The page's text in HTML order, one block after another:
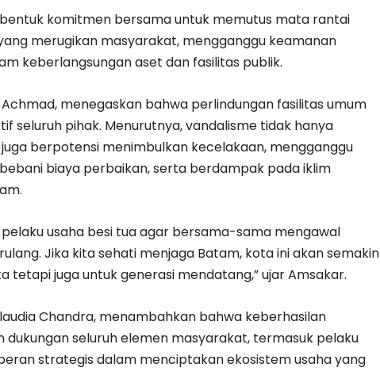
komitmen bersama untuk memutus mata rantai
merugikan masyarakat, mengganggu keamanan
keberlangsungan aset dan fasilitas publik.
menegaskan bahwa perlindungan fasilitas umum
seluruh pihak. Menurutnya, vandalisme tidak hanya
berpotensi menimbulkan kecelakaan, mengganggu
biaya perbaikan, serta berdampak pada iklim
usaha besi tua agar bersama-sama mengawal
Jika kita sehati menjaga Batam, kota ini akan semakin
tetapi juga untuk generasi mendatang,” ujar Amsakar.
Chandra, menambahkan bahwa keberhasilan
seluruh elemen masyarakat, termasuk pelaku
strategis dalam menciptakan ekosistem usaha yang